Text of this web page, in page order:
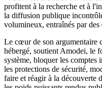
profitent à la recherche et à
la diffusion publique
volumineux, entraînés par des
Le cœur de son argumentaire
hébergé, soutient Amodei, le
système, bloquer les comptes
les protections de sécurité,
faire et réagir à la découverte